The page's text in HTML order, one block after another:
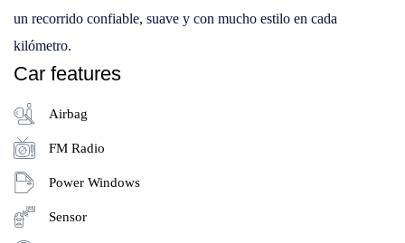
un recorrido confiable, suave y con mucho estilo en cada
kilómetro.
Car features
Airbag
FM Radio
Power Windows
Sensor